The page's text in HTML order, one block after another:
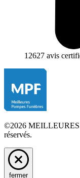
12627 avis
©2026 MEILLEURES
réservés.
fermer